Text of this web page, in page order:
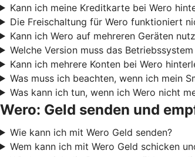
Kann ich meine Kreditkarte bei Wero
Die Freischaltung für Wero funktioniert
Kann ich Wero auf mehreren Geräten
Welche Version muss das
Kann ich mehrere Konten bei Wero
Was muss ich beachten, wenn ich mein
Was kann ich tun, wenn ich Wero nicht
Wero: Geld senden und
Wie kann ich mit Wero Geld senden?
Wem kann ich mit Wero Geld schicken